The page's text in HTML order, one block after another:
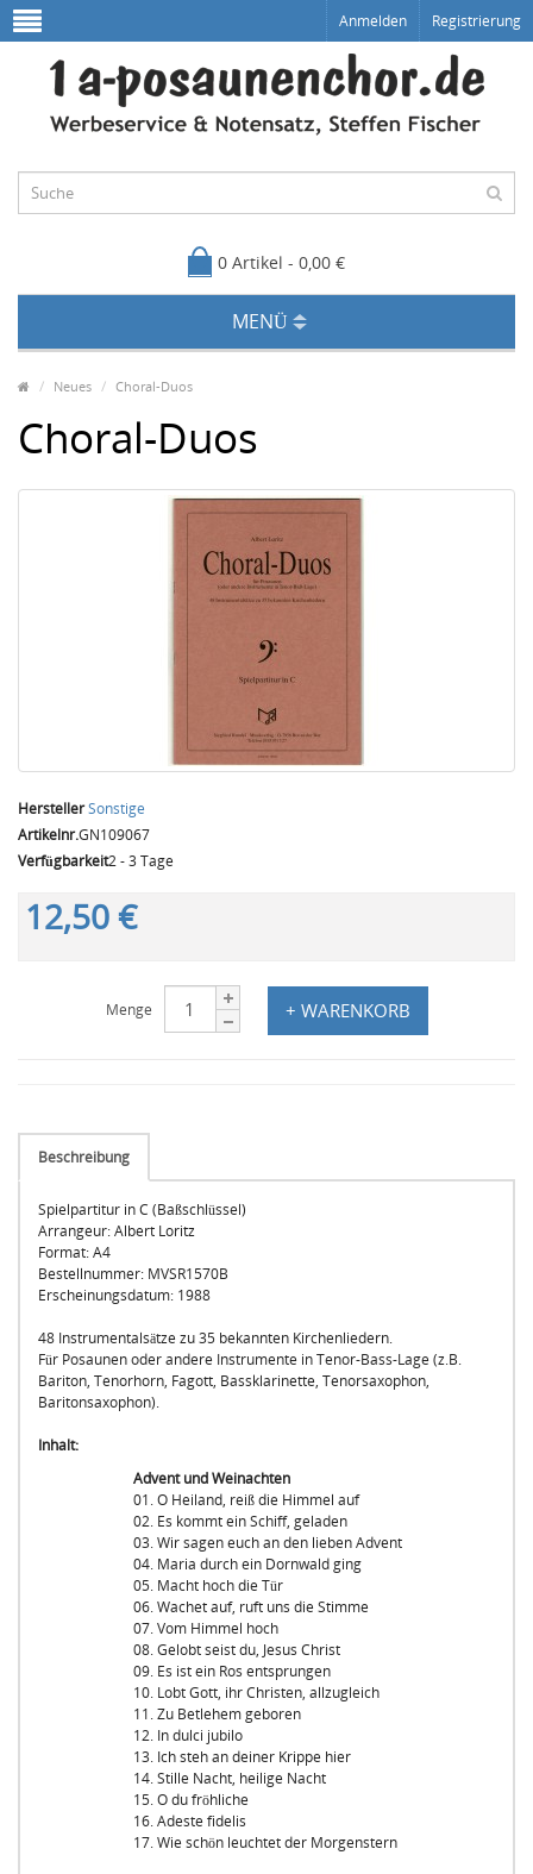
Anmelden Registrierung
0 Artikel - 0,00 €
MENÜ
Neues Choral-Duos
Choral-Duos
HerstellerSonstige
Artikelnr.GN109067
Verfügbarkeit2 - 3 Tage
12,50 €
Menge + WARENKORB
Beschreibung
Spielpartitur in C (Baßschlüssel)
Arrangeur: Albert Loritz
Format: A4
Bestellnummer: MVSR1570B
Erscheinungsdatum: 1988
48 Instrumentalsätze zu 35 bekannten Kirchenliedern.
Für Posaunen oder andere Instrumente in Tenor-Bass-Lage (z.B.
Bariton, Tenorhorn, Fagott, Bassklarinette, Tenorsaxophon,
Baritonsaxophon).
Inhalt:
Advent und Weinachten
01. O Heiland, reiß die Himmel auf
02. Es kommt ein Schiff, geladen
03. Wir sagen euch an den lieben Advent
04. Maria durch ein Dornwald ging
05. Macht hoch die Tür
06. Wachet auf, ruft uns die Stimme
07. Vom Himmel hoch
08. Gelobt seist du, Jesus Christ
09. Es ist ein Ros entsprungen
10. Lobt Gott, ihr Christen, allzugleich
11. Zu Betlehem geboren
12. In dulci jubilo
13. Ich steh an deiner Krippe hier
14. Stille Nacht, heilige Nacht
15. O du fröhliche
16. Adeste fidelis
17. Wie schön leuchtet der Morgenstern